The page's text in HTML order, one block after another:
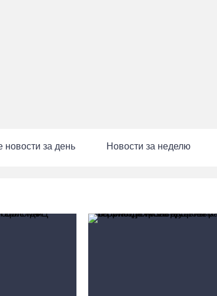
новости за день Новости за неделю